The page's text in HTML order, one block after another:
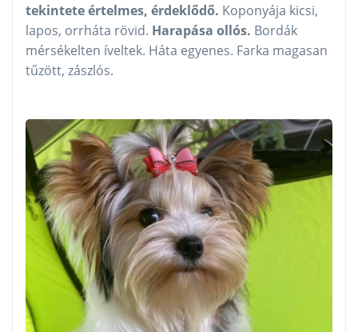
tekintete értelmes, érdeklődő. Koponyája kicsi,
lapos, orrháta rövid. Harapása ollós. Bordák
mérsékelten íveltek. Háta egyenes. Farka magasan
tűzött, zászlós.